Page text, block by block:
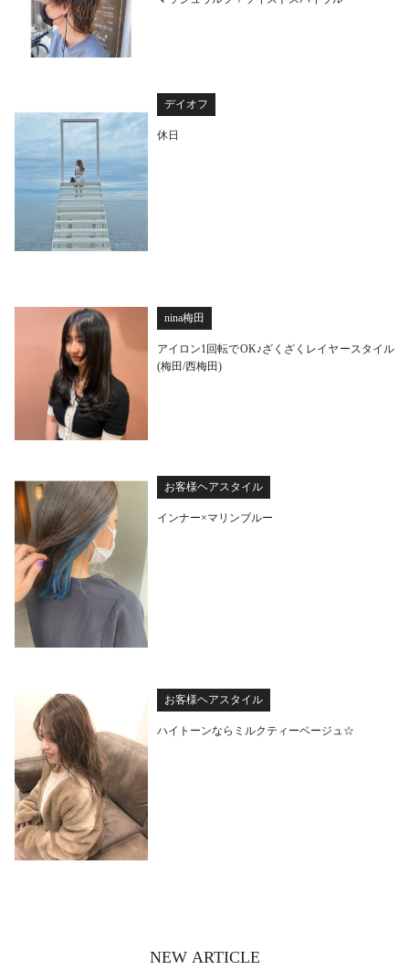
デイオフ
休日
nina梅田
アイロン1回転でOK♪ざくざくレイヤースタイル
(梅田/西梅田)
お客様ヘアスタイル
インナー×マリンブルー
お客様ヘアスタイル
ハイトーンならミルクティーベージュ☆
NEW ARTICLE